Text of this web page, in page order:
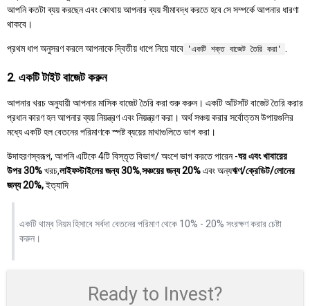
আপনি কতটা ব্যয় করছেন এবং কোথায় আপনার ব্যয় সীমাবদ্ধ করতে হবে সে সম্পর্কে আপনার ধারণা
থাকবে।
প্রথম ধাপ অনুসরণ করলে আপনাকে দ্বিতীয় ধাপে নিয়ে যাবে 'একটি শক্ত বাজেট তৈরি করা'
2. একটি টাইট বাজেট করুন
আপনার খরচ অনুযায়ী আপনার মাসিক বাজেট তৈরি করা শুরু করুন। একটি আঁটসাঁট বাজেট তৈরি করার
প্রধান কারণ হল আপনার ব্যয় নিয়ন্ত্রণ এবং নিয়ন্ত্রণ করা। অর্থ সঞ্চয় করার সর্বোত্তম উপায়গুলির
মধ্যে একটি হল বেতনের পরিমাণকে স্পষ্ট ব্যয়ের মাথাগুলিতে ভাগ করা।
উদাহরণস্বরূপ, আপনি এটিকে 4টি বিস্তৃত বিভাগ/ অংশে ভাগ করতে পারেন -ঘর এবং খাবারের
উপর 30%খরচ,লাইফস্টাইলের জন্য 30%,সঞ্চয়ের জন্য 20%এবং অন্যঋণ/ক্রেডিট/লোনের
জন্য 20%,ইত্যাদি
একটি থাম্ব নিয়ম হিসাবে সর্বদা বেতনের পরিমাণ থেকে 10% - 20% সংরক্ষণ করার চেষ্টা
করুন।
Ready to Invest?